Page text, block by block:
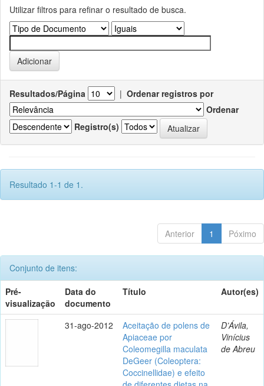
Utilizar filtros para refinar o resultado de busca.
Resultados/Página | Ordenar registros por
Ordenar
Registro(s)
Resultado 1-1 de 1.
Anterior 1 Póximo
Conjunto de itens:
Pré-
visualização
Data do
documento
Título Autor(es)
31-ago-2012
Aceitação de polens de
Apiaceae por
Coleomegilla maculata
DeGeer (Coleoptera:
Coccinellidae) e efeito
D’Ávila,
Vinícius
de Abreu